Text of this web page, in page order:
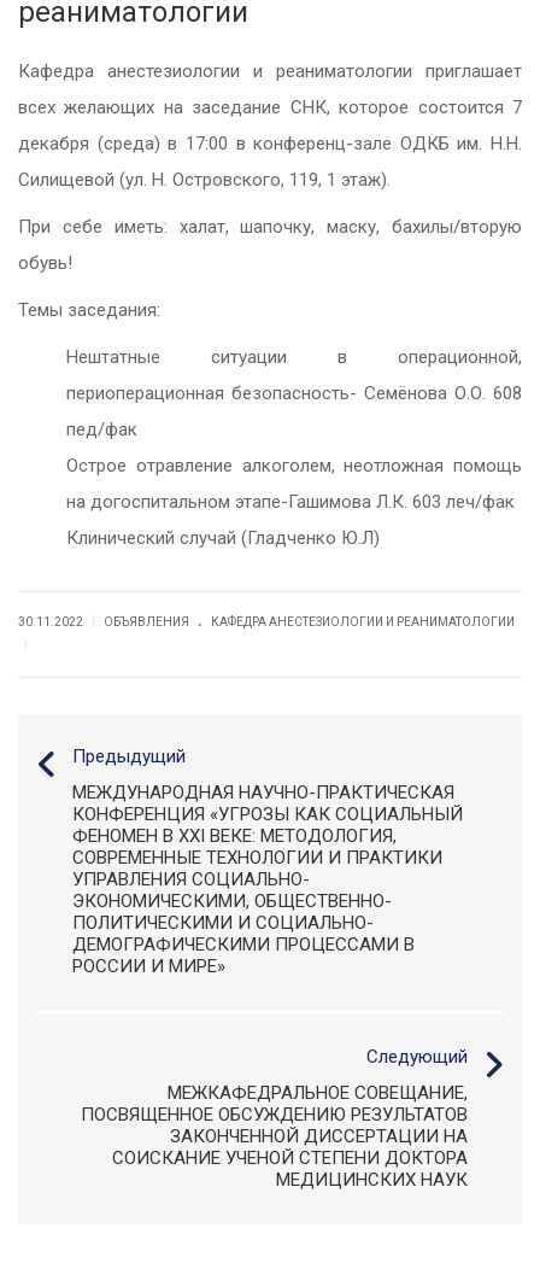
реаниматологии
Кафедра анестезиологии и реаниматологии приглашает
всех желающих на заседание СНК, которое состоится 7
декабря (среда) в 17:00 в конференц-зале ОДКБ им. Н.Н.
Силищевой (ул. Н. Островского, 119, 1 этаж).
При себе иметь: халат, шапочку, маску, бахилы/вторую
обувь!
Темы заседания:
Нештатные ситуации в операционной,
периоперационная безопасность- Семёнова О.О. 608
пед/фак
Острое отравление алкоголем, неотложная помощь
на догоспитальном этапе-Гашимова Л.К. 603 леч/фак
Клинический случай (Гладченко Ю.Л)
30.11.2022 ОБЪЯВЛЕНИЯ . КАФЕДРА АНЕСТЕЗИОЛОГИИ И РЕАНИМАТОЛОГИИ
Предыдущий
МЕЖДУНАРОДНАЯ НАУЧНО-ПРАКТИЧЕСКАЯ
КОНФЕРЕНЦИЯ «УГРОЗЫ КАК СОЦИАЛЬНЫЙ
ФЕНОМЕН В XXI ВЕКЕ: МЕТОДОЛОГИЯ,
СОВРЕМЕННЫЕ ТЕХНОЛОГИИ И ПРАКТИКИ
УПРАВЛЕНИЯ СОЦИАЛЬНО-
ЭКОНОМИЧЕСКИМИ, ОБЩЕСТВЕННО-
ПОЛИТИЧЕСКИМИ И СОЦИАЛЬНО-
ДЕМОГРАФИЧЕСКИМИ ПРОЦЕССАМИ В
РОССИИ И МИРЕ»
Следующий
МЕЖКАФЕДРАЛЬНОЕ СОВЕЩАНИЕ,
ПОСВЯЩЕННОЕ ОБСУЖДЕНИЮ РЕЗУЛЬТАТОВ
ЗАКОНЧЕННОЙ ДИССЕРТАЦИИ НА
СОИСКАНИЕ УЧЕНОЙ СТЕПЕНИ ДОКТОРА
МЕДИЦИНСКИХ НАУК